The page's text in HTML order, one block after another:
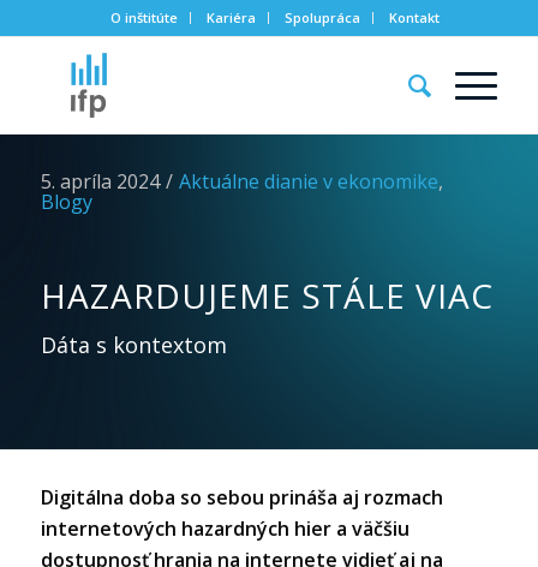
O inštitúte Kariéra Spolupráca Kontakt
5. apríla 2024 / Aktuálne dianie v ekonomike,
Blogy
HAZARDUJEME STÁLE VIAC
Dáta s kontextom
Digitálna doba so sebou prináša aj rozmach
internetových hazardných hier a väčšiu
dostupnosť hrania na internete vidieť aj na